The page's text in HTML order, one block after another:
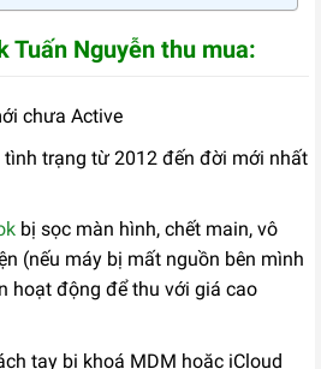
Tuấn Nguyễn thu mua:
chưa Active
trạng từ 2012 đến đời mới nhất
bị sọc màn hình, chết main, vô
(nếu máy bị mất nguồn bên mình
hoạt động để thu với giá cao
tay bị khoá MDM hoặc iCloud